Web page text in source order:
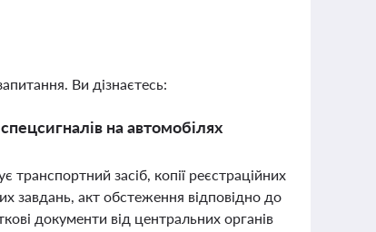
Ви дізнаєтесь:
на автомобілях
засіб, копії реєстраційних
завдань, акт обстеження відповідно до
документи від центральних органів